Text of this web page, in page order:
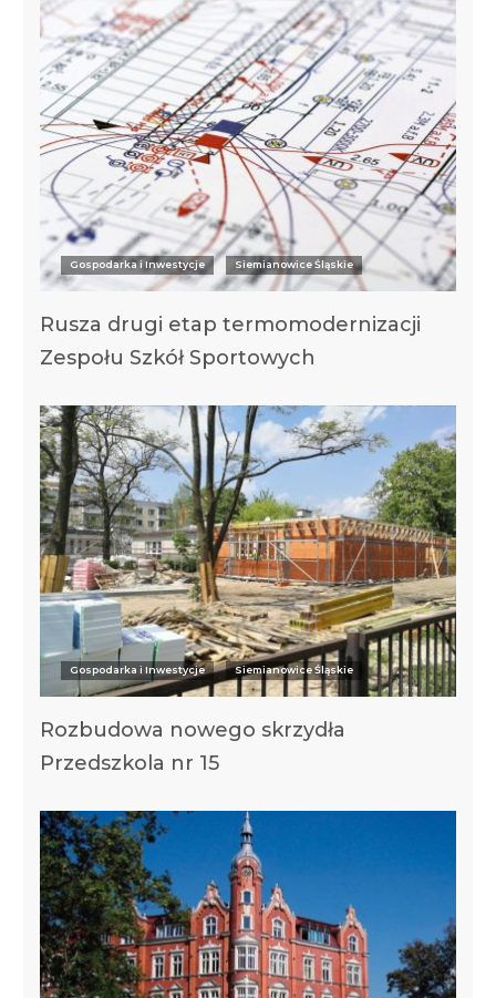
Gospodarka i Inwestycje Siemianowice Śląskie
Rusza drugi etap termomodernizacji
Zespołu Szkół Sportowych
Gospodarka i Inwestycje Siemianowice Śląskie
Rozbudowa nowego skrzydła
Przedszkola nr 15